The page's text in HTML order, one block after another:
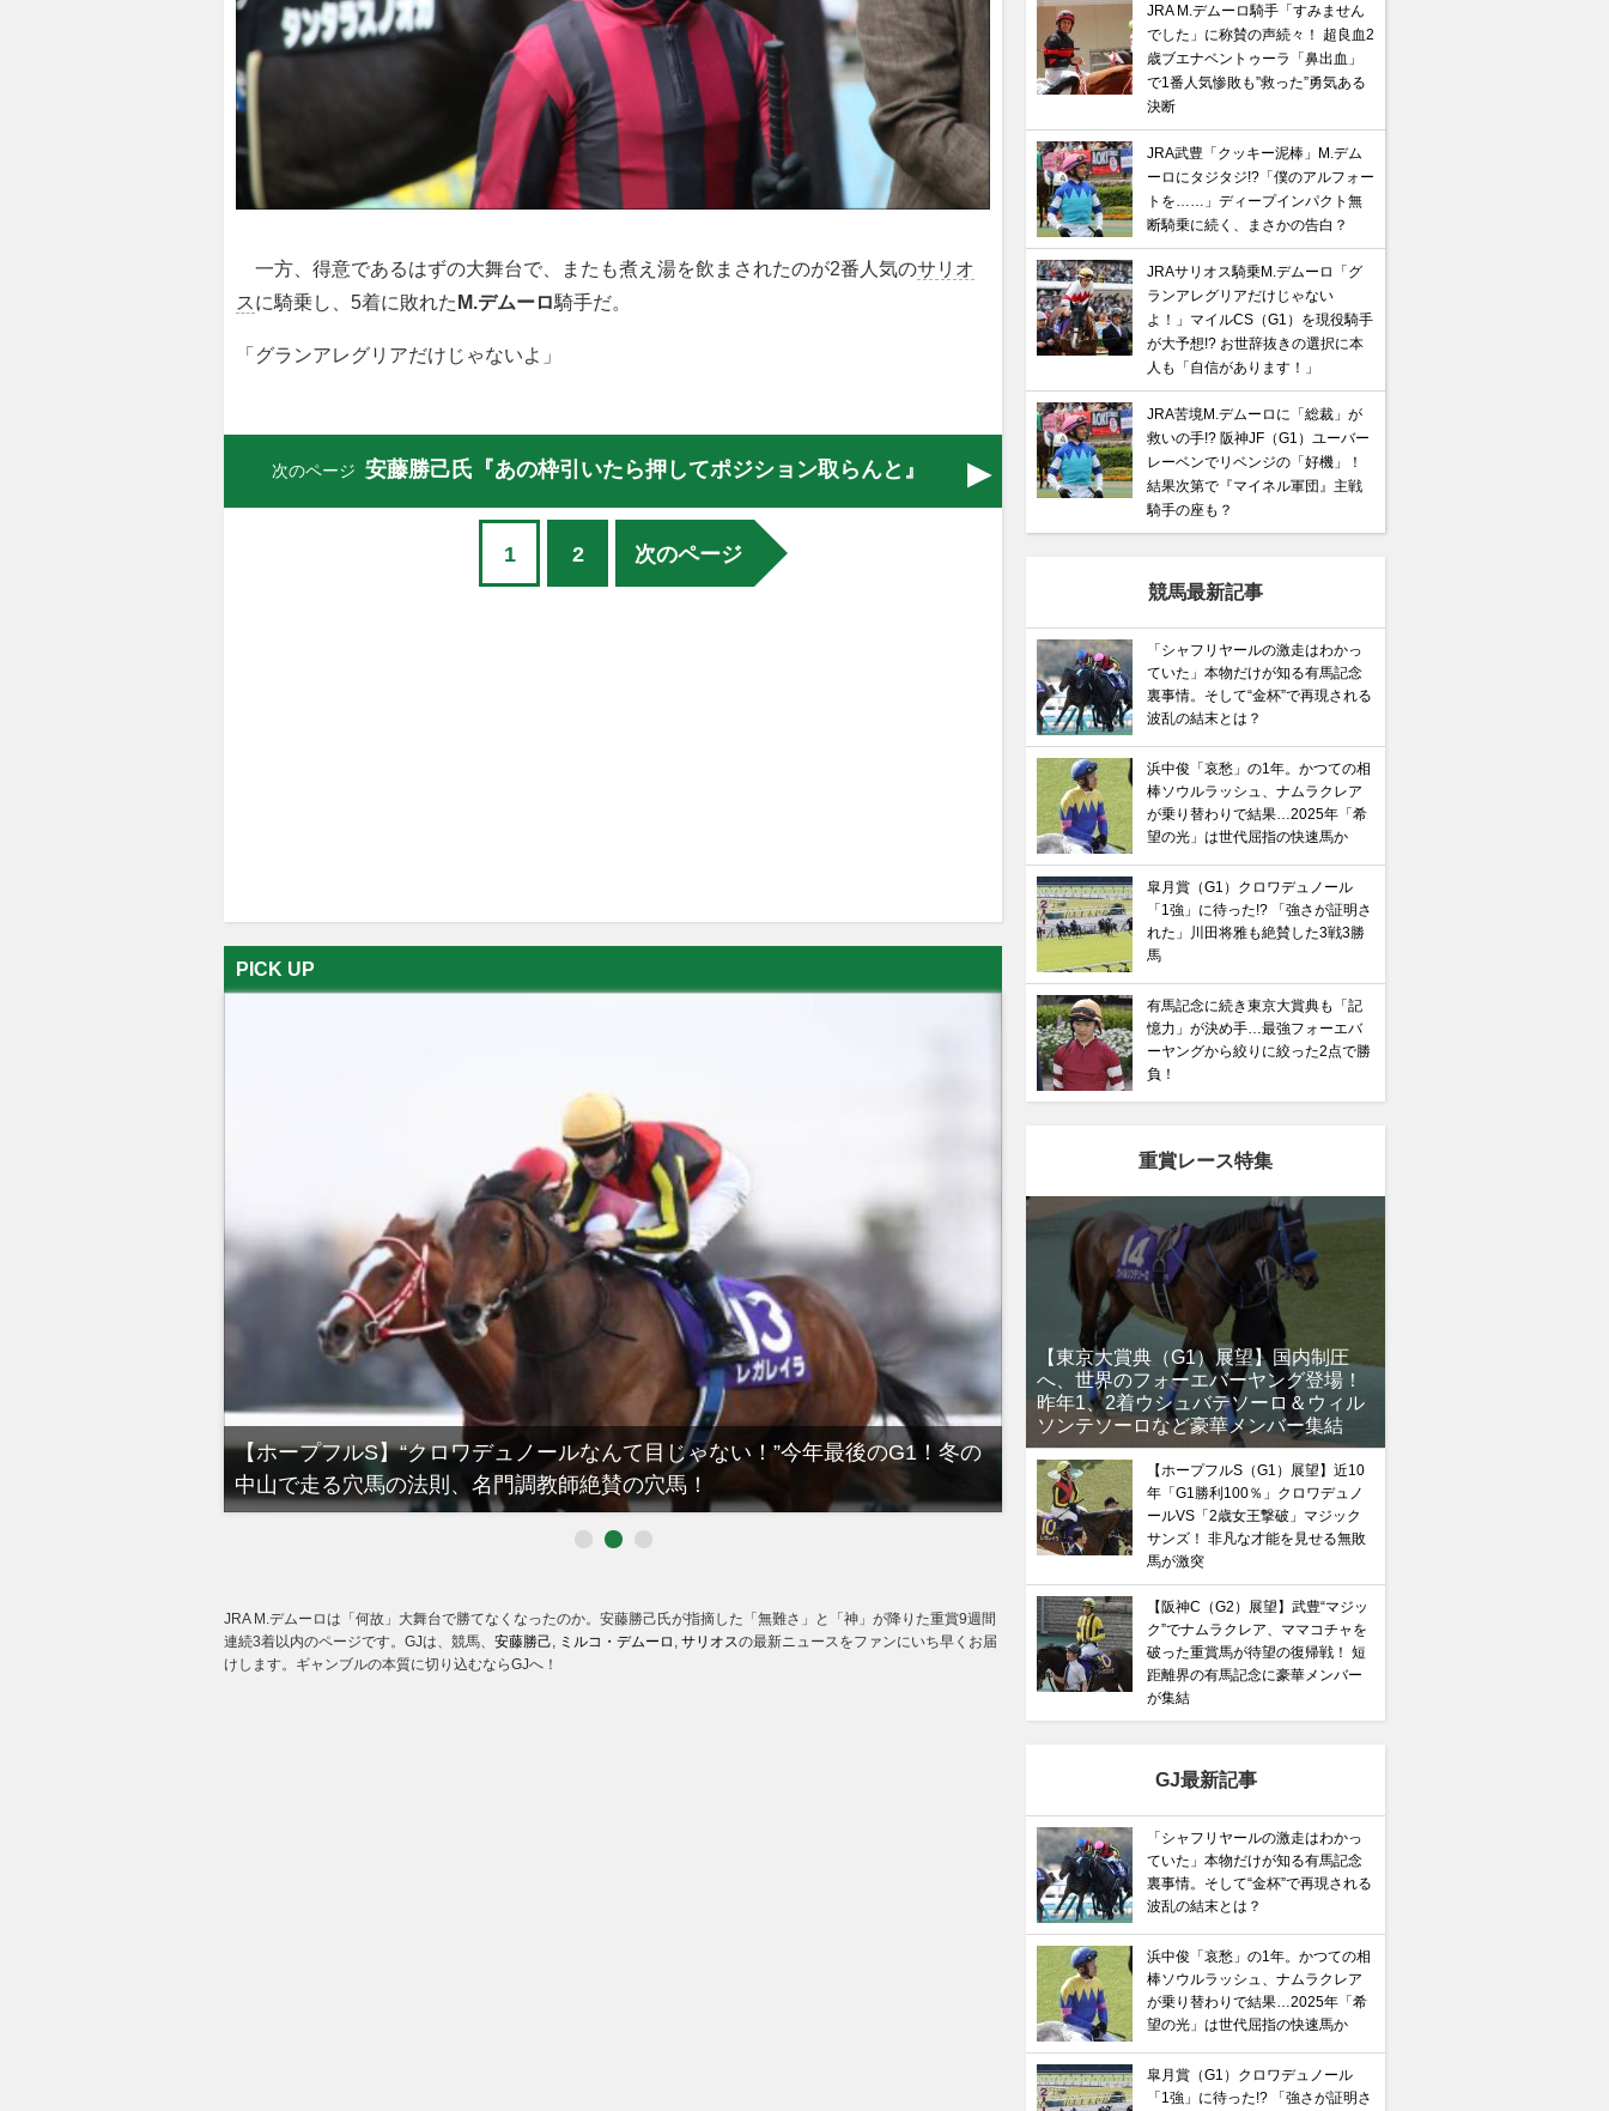
一方、得意であるはずの大舞台で、またも煮え湯を飲まされたのが2番人気のサリオ
スに騎乗し、5着に敗れた M.デムーロ騎手だ。
「グランアレグリアだけじゃないよ」
次のページ 安藤勝己氏『あの枠引いたら押してポジション取らんと』
1 2 次のページ
PICK UP
【ホープフルS】“クロワデュノールなんて目じゃない！”今年最後のG1！冬の
中山で走る穴馬の法則、名門調教師絶賛の穴馬！
【有馬記念】武豊×ドウデュースを逆転できる候補3頭！と絶
るべき“隠れ穴馬！”
JRA M.デムーロは「何故」大舞台で勝てなくなったのか。安藤勝己氏が指摘した「無難さ」と「神」が降りた重賞9週間
連続3着以内のページです。GJは、競馬、 安藤勝己, ミルコ・デムーロ , サリオスの最新ニュースをファンにいち早くお届
けします。ギャンブルの本質に切り込むならGJへ！
JRA M.デムーロ騎手「すみません
でした」に称賛の声続々！ 超良血2
歳ブエナベントゥーラ「鼻出血」
で1番人気惨敗も”救った”勇気ある
決断
JRA武豊「クッキー泥棒」M.デム
ーロにタジタジ!?「僕のアルフォー
トを……」ディープインパクト無
断騎乗に続く、まさかの告白？
JRAサリオス騎乗M.デムーロ「グ
ランアレグリアだけじゃない
よ！」マイルCS（G1）を現役騎手
が大予想!? お世辞抜きの選択に本
人も「自信があります！」
JRA苦境M.デムーロに「総裁」が
救いの手!? 阪神JF（G1）ユーバー
レーベンでリベンジの「好機」！
結果次第で『マイネル軍団』主戦
騎手の座も？
競馬最新記事
「シャフリヤールの激走はわかっ
ていた」本物だけが知る有馬記念
裏事情。そして“金杯”で再現される
波乱の結末とは？
浜中俊「哀愁」の1年。かつての相
棒ソウルラッシュ、ナムラクレア
が乗り替わりで結果…2025年「希
望の光」は世代屈指の快速馬か
皐月賞（G1）クロワデュノール
「1強」に待った!? 「強さが証明さ
れた」川田将雅も絶賛した3戦3勝
馬
有馬記念に続き東京大賞典も「記
憶力」が決め手…最強フォーエバ
ーヤングから絞りに絞った2点で勝
負！
重賞レース特集
【東京大賞典（G1）展望】国内制圧
へ、世界のフォーエバーヤング登場！
昨年1、2着ウシュバテソーロ＆ウィル
ソンテソーロなど豪華メンバー集結
【ホープフルS（G1）展望】近10
年「G1勝利100％」クロワデュノ
ールVS「2歳女王撃破」マジック
サンズ！ 非凡な才能を見せる無敗
馬が激突
【阪神C（G2）展望】武豊“マジッ
ク”でナムラクレア、ママコチャを
破った重賞馬が待望の復帰戦！ 短
距離界の有馬記念に豪華メンバー
が集結
GJ最新記事
「シャフリヤールの激走はわかっ
ていた」本物だけが知る有馬記念
裏事情。そして“金杯”で再現される
波乱の結末とは？
浜中俊「哀愁」の1年。かつての相
棒ソウルラッシュ、ナムラクレア
が乗り替わりで結果…2025年「希
望の光」は世代屈指の快速馬か
皐月賞（G1）クロワデュノール
「1強」に待った!? 「強さが証明さ